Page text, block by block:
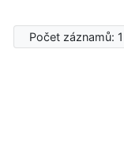
Počet záznamů: 1